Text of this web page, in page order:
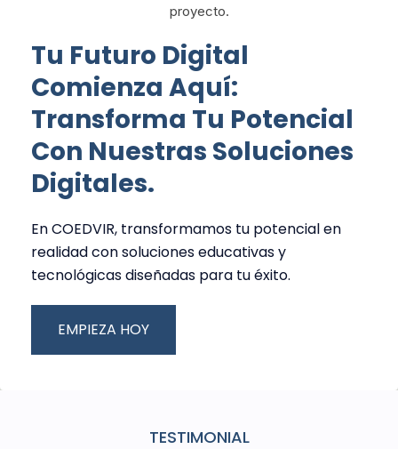
Tu Futuro Digital
Comienza Aquí:
Transforma Tu Potencial
Con Nuestras Soluciones
Digitales.
En COEDVIR, transformamos tu potencial en
realidad con soluciones educativas y
tecnológicas diseñadas para tu éxito.
EMPIEZA HOY
proyecto.
TESTIMONIAL